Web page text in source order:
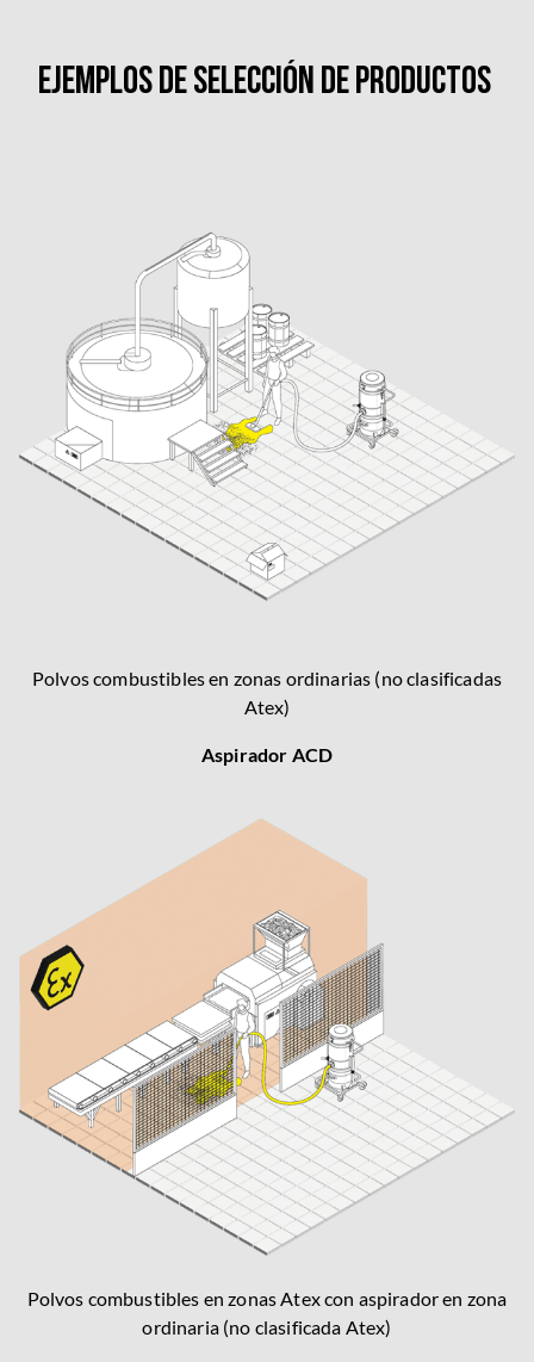
Ejemplos de selección de productos
Polvos combustibles en zonas ordinarias (no clasificadas
Atex)
Aspirador ACD
Polvos combustibles en zonas Atex con aspirador en zona
ordinaria (no clasificada Atex)